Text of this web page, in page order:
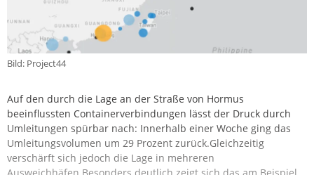
Bild: Project44
Auf den durch die Lage an der Straße von Hormus
beeinflussten Containerverbindungen lässt der Druck durch
Umleitungen spürbar nach: Innerhalb einer Woche ging das
Umleitungsvolumen um 29 Prozent zurück.Gleichzeitig
verschärft sich jedoch die Lage in mehreren